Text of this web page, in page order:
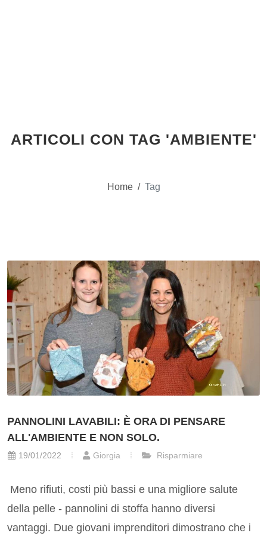
ARTICOLI CON TAG 'AMBIENTE'
Home / Tag
PANNOLINI LAVABILI: È ORA DI PENSARE
ALL'AMBIENTE E NON SOLO.
19/01/2022 Giorgia Risparmiare
Meno rifiuti, costi più bassi e una migliore salute
della pelle - pannolini di stoffa hanno diversi
vantaggi. Due giovani imprenditori dimostrano che i